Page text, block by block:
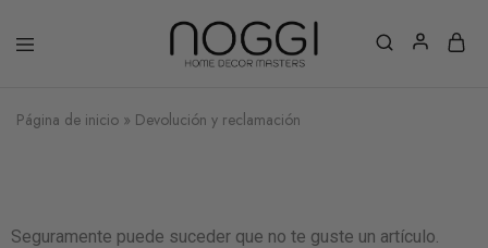
Página de inicio » Devolución y reclamación
Seguramente puede suceder que no te guste un artículo.